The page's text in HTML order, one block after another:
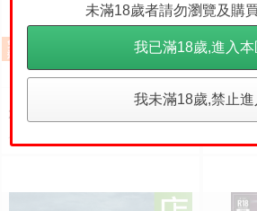
【ACG網路書店】(CyStore代購)
26080882 GBF 碧藍幻想 EXTRA
預購
【
未滿18歲者請勿瀏覽及購
我已滿18歲,進入本
我未滿18歲,禁止進